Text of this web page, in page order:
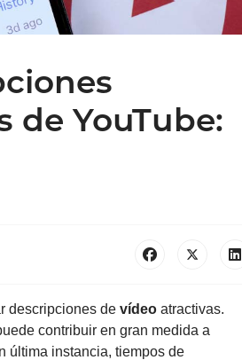
de YouTube:
descripciones de vídeo atractivas.
contribuir en gran medida a
última instancia, tiempos de